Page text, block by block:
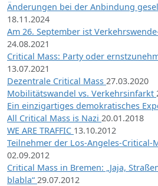
Änderungen bei der Anbindung
18.11.2024
Am 26. September ist
24.08.2021
Critical Mass: Party oder
13.07.2021
Dezentrale Critical Mass 27.03.2020
Mobilitätswandel vs. Verkehrsinfarkt
Ein einzigartiges demokratisches
All Critical Mass is Nazi 20.01.2018
WE ARE TRAFFIC 13.10.2012
Teilnehmer der Los-Angeles-Critical-
02.09.2012
Critical Mass in Bremen: „Jaja,
blabla“ 29.07.2012